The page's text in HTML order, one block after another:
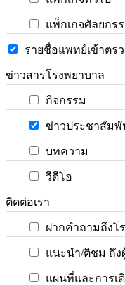
แพ็กเกจศัลยกร
รายชื่อแพทย์เข้าตร
ข่าวสารโรงพยาบาล
กิจกรรม
ข่าวประชาสัมพั
บทความ
วีดีโอ
ติดต่อเรา
ฝากคำถามถึงโ
แนะนำ/ติชม ถึง
แผนที่และการเ